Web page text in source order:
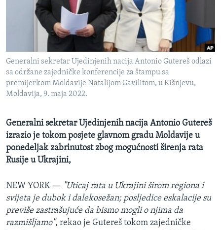
MAGAZIN
O GLASU AMERIKE
Learning English
PRATITE NAS
Jezici
Generalni sekretar Ujedinjenih nacija Antonio Gutereš odlazi
sa održane zajedničke konferencije za štampu sa
premijerkom Moldavije Natalijom Gavilitom, u Kišnjevu,
Moldavija, 9. maja 2022.
Generalni sekretar Ujedinjenih nacija Antonio Gutereš
izrazio je tokom posjete glavnom gradu Moldavije u
ponedeljak zabrinutost zbog mogućnosti širenja rata
Rusije u Ukrajini,
NEW YORK — "Uticaj rata u Ukrajini širom regiona i
svijeta je dubok i dalekosežan; posljedice eskalacije su
previše zastrašujuće da bismo mogli o njima da
razmišljamo", rekao je Gutereš tokom zajedničke